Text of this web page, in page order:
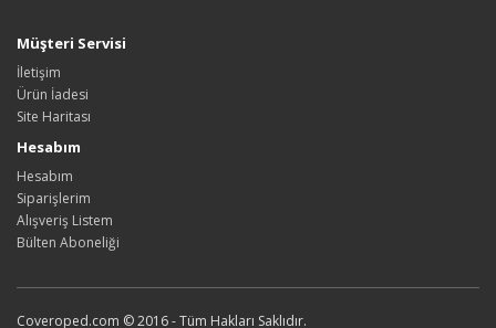
Müşteri Servisi
İletişim
Ürün İadesi
Site Haritası
Hesabım
Hesabım
Siparişlerim
Alışveriş Listem
Bülten Aboneliği
Coveroped.com © 2016 - Tüm Hakları Saklıdır.